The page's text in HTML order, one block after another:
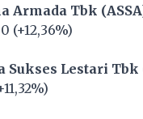
Armada Tbk
(+12,36%)
Sukses Lestari Tbk